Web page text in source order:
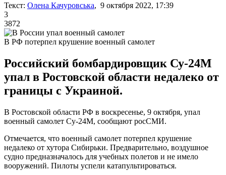
Текст: Олена Качуровська, 9 октября 2022, 17:39
3
3872
В РФ потерпел крушение военный самолет
Российский бомбардировщик Су-24М
упал в Ростовской области недалеко от
границы с Украиной.
В Ростовской области РФ в воскресенье, 9 октября, упал
военный самолет Су-24М, сообщают росСМИ.
Отмечается, что военный самолет потерпел крушение
недалеко от хутора Сибирьки. Предварительно, воздушное
судно предназначалось для учебных полетов и не имело
вооружений. Пилоты успели катапультироваться.